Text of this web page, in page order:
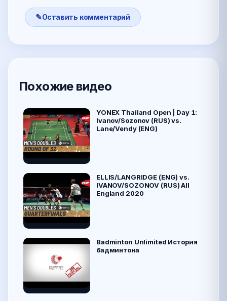
Оставить комментарий
Похожие видео
YONEX Thailand Open | Day 1:
Ivanov/Sozonov (RUS) vs.
Lane/Vendy (ENG)
ELLIS/LANGRIDGE (ENG) vs.
IVANOV/SOZONOV (RUS) All
England 2020
Badminton Unlimited История
бадминтона